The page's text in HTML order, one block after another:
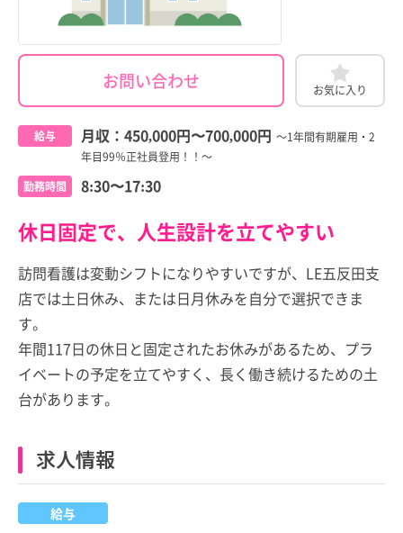
お問い合わせ お気に入り
給与 月収： 450,000円〜700,000円 ～1年間有期雇用・2
年目99％正社員登用！！～
勤務時間
8:30〜17:30
休日固定で、人生設計を立てやすい
訪問看護は変動シフトになりやすいですが、LE五反田支
店では土日休み、または日月休みを自分で選択できま
す。
年間117日の休日と固定されたお休みがあるため、プラ
イベートの予定を立てやすく、長く働き続けるための土
台があります。
求人情報
給与